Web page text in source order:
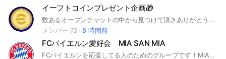
イーフトコインプレゼント企画🎁
数あるオープンチャットの中から見つけて頂きありがとうございます！参加人数が増えるだけプレゼント企画をしています！課金できない方や初心者さんにもおすすめです！初心者の方も大歓迎です！どうかご参加お願いします！
メンバー 73
8 時間前
FCバイエルン愛好会 MIA SAN MIA
FCバイエルンを応援してる人のためのグループです！MIA SAN MIA!